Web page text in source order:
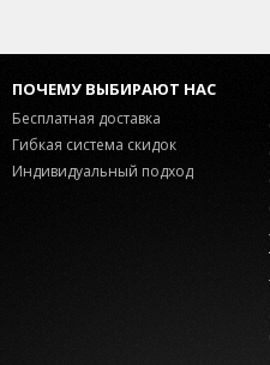
ПОЧЕМУ ВЫБИРАЮТ НАС
Бесплатная доставка
Гибкая система скидок
Индивидуальный подход